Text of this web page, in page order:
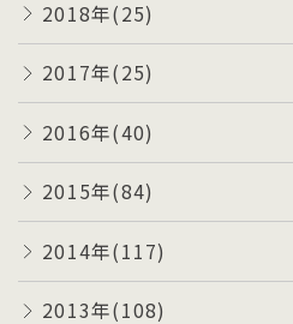
2018年(25)
2017年(25)
2016年(40)
2015年(84)
2014年(117)
2013年(108)